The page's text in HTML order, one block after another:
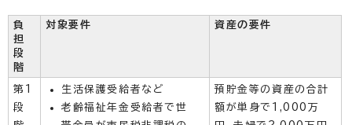
負
担
段
階
対象要件 資産の要件
第1
段
生活保護受給者など
老齢福祉年金受給者で世
預貯金等の資産の合計
額が単身で1,000万